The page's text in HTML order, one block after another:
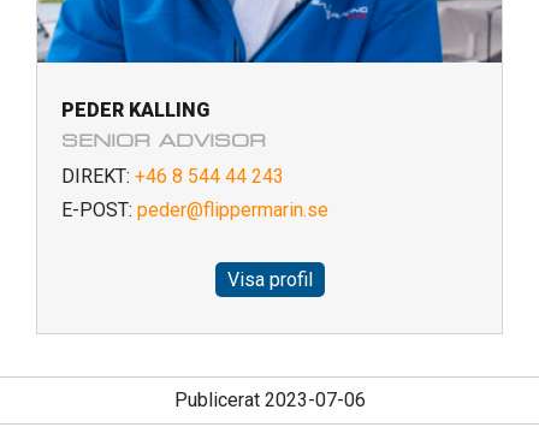
PEDER KALLING
SENIOR ADVISOR
DIREKT: +46 8 544 44 243
E-POST: peder@flippermarin.se
Visa profil
Publicerat 2023-07-06